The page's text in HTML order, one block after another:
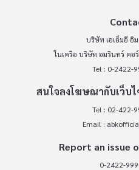
บริษัท เอเอ็มอี อิ
ในเครือ บริษัท อมรินทร์ คอ
Tel : 0-2422-
สนใจลงโฆษณากับเว็บไ
Tel : 02-422-
Email :
Report an issue
0-2422-